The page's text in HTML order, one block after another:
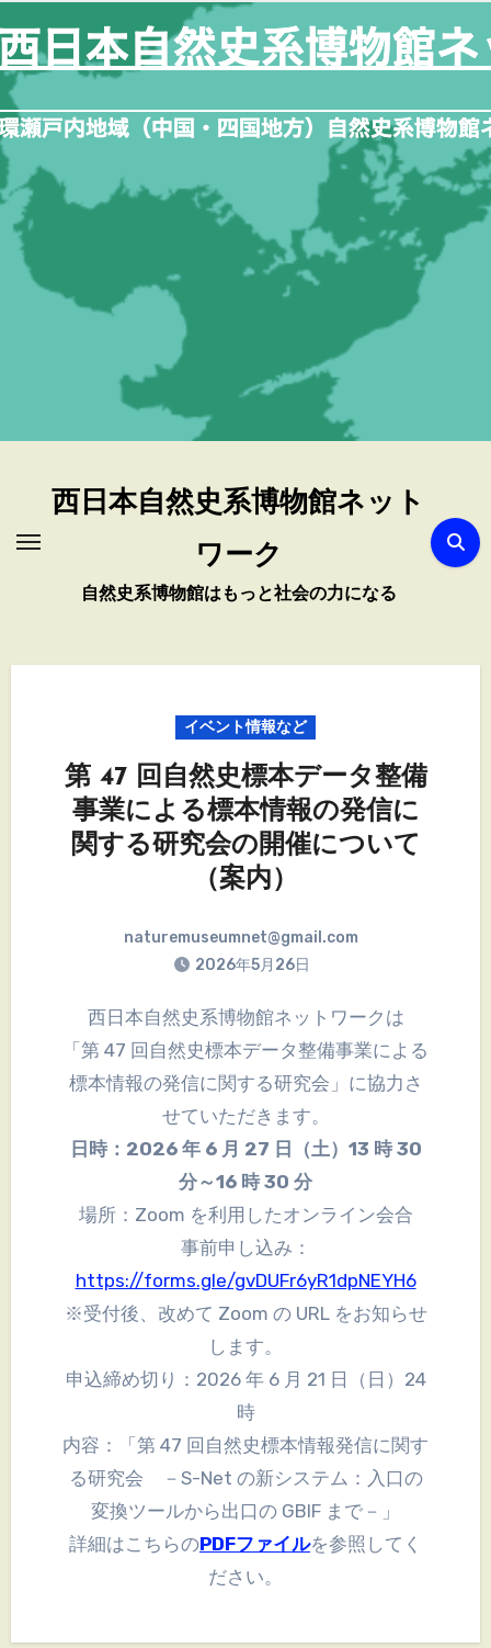
容
を
ス
キ
ッ
プ
西日本自然史系博物館ネット
ワーク
自然史系博物館はもっと社会の力になる
イベント情報など
第 47 回自然史標本データ整備
事業による標本情報の発信に
関する研究会の開催について
（案内）
naturemuseumnet@gmail.com
2026年5月26日
西日本自然史系博物館ネットワークは
「第 47 回自然史標本データ整備事業による
標本情報の発信に関する研究会」に協力さ
せていただきます。
日時：2026 年 6 月 27 日（土）13 時 30
分～16 時 30 分
場所：Zoom を利用したオンライン会合
事前申し込み：
https://forms.gle/gvDUFr6yR1dpNEYH6
※受付後、改めて Zoom の URL をお知らせ
します。
申込締め切り：2026 年 6 月 21 日（日）24
時
内容：「第 47 回自然史標本情報発信に関す
る研究会 －S-Net の新システム：入口の
変換ツールから出口の GBIF まで－」
詳細はこちらのPDFファイルを参照してく
ださい。